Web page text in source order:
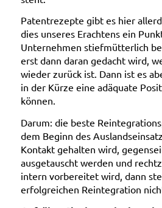
Patentrezepte gibt es hier
dies unseres Erachtens ein
Unternehmen stiefmütterlich
erst dann daran gedacht wird,
wieder zurück ist. Dann ist es
in der Kürze eine adäquate
können.
Darum: die beste
dem Beginn des
Kontakt gehalten wird,
ausgetauscht werden und
intern vorbereitet wird, dann
erfolgreichen Reintegration